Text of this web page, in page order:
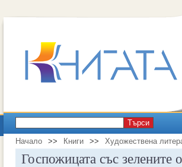
Търси
Начало >> Книги >> Художествена
Госпожицата със зелените